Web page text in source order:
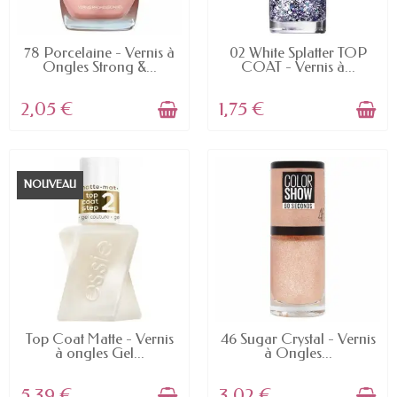
EN STOCK
78 Porcelaine - Vernis à
Ongles Strong &...
2,05 €
EN STOCK
02 White Splatter TOP
COAT - Vernis à...
1,75 €
NOUVEAU
EN STOCK
Top Coat Matte - Vernis
à ongles Gel...
EN STOCK
46 Sugar Crystal - Vernis
à Ongles...